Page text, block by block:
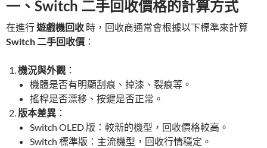
一、Switch 二手回收價格的計算方式
在進行遊戲機回收 時，回收商通常會根據以下標準來計算
Switch 二手回收價 ：
機況與外觀 ：
機體是否有明顯刮痕、掉漆、裂痕等。
搖桿是否漂移、按鍵是否正常。
版本差異 ：
Switch OLED 版：較新的機型，回收價格較高。
Switch 標準版：主流機型，回收行情穩定。